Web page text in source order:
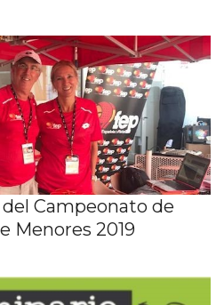
Campeonato de
Menores 2019